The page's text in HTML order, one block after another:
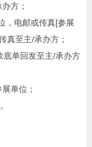
方；
，电邮或传真[参展
真至主/承办方；
底单回发至主/承办方
展单位；